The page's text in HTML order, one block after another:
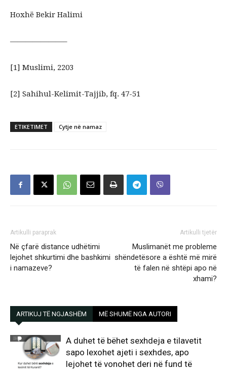
Hoxhë Bekir Halimi
———————–
[1] Muslimi, 2203
[2] Sahihul-Kelimit-Tajjib, fq. 47-51
ETIKETIMET Cytje në namaz
Artikulli paraprak
Në çfarë distance udhëtimi
lejohet shkurtimi dhe bashkimi
i namazeve?
Artikulli tjetër
Muslimanët me probleme
shëndetësore a është më mirë
të falen në shtëpi apo në
xhami?
ARTIKUJ TË NGJASHËM MË SHUMË NGA AUTORI
A duhet të bëhet sexhdeja e tilavetit
sapo lexohet ajeti i sexhdes, apo
lejohet të vonohet deri në fund të